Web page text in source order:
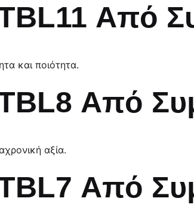
Από
και ποιότητα.
Από
αξία.
Από